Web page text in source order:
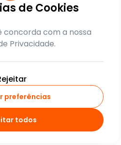
sua conta
de Cookies
concorda com a nossa
Privacidade.
preferências
todos